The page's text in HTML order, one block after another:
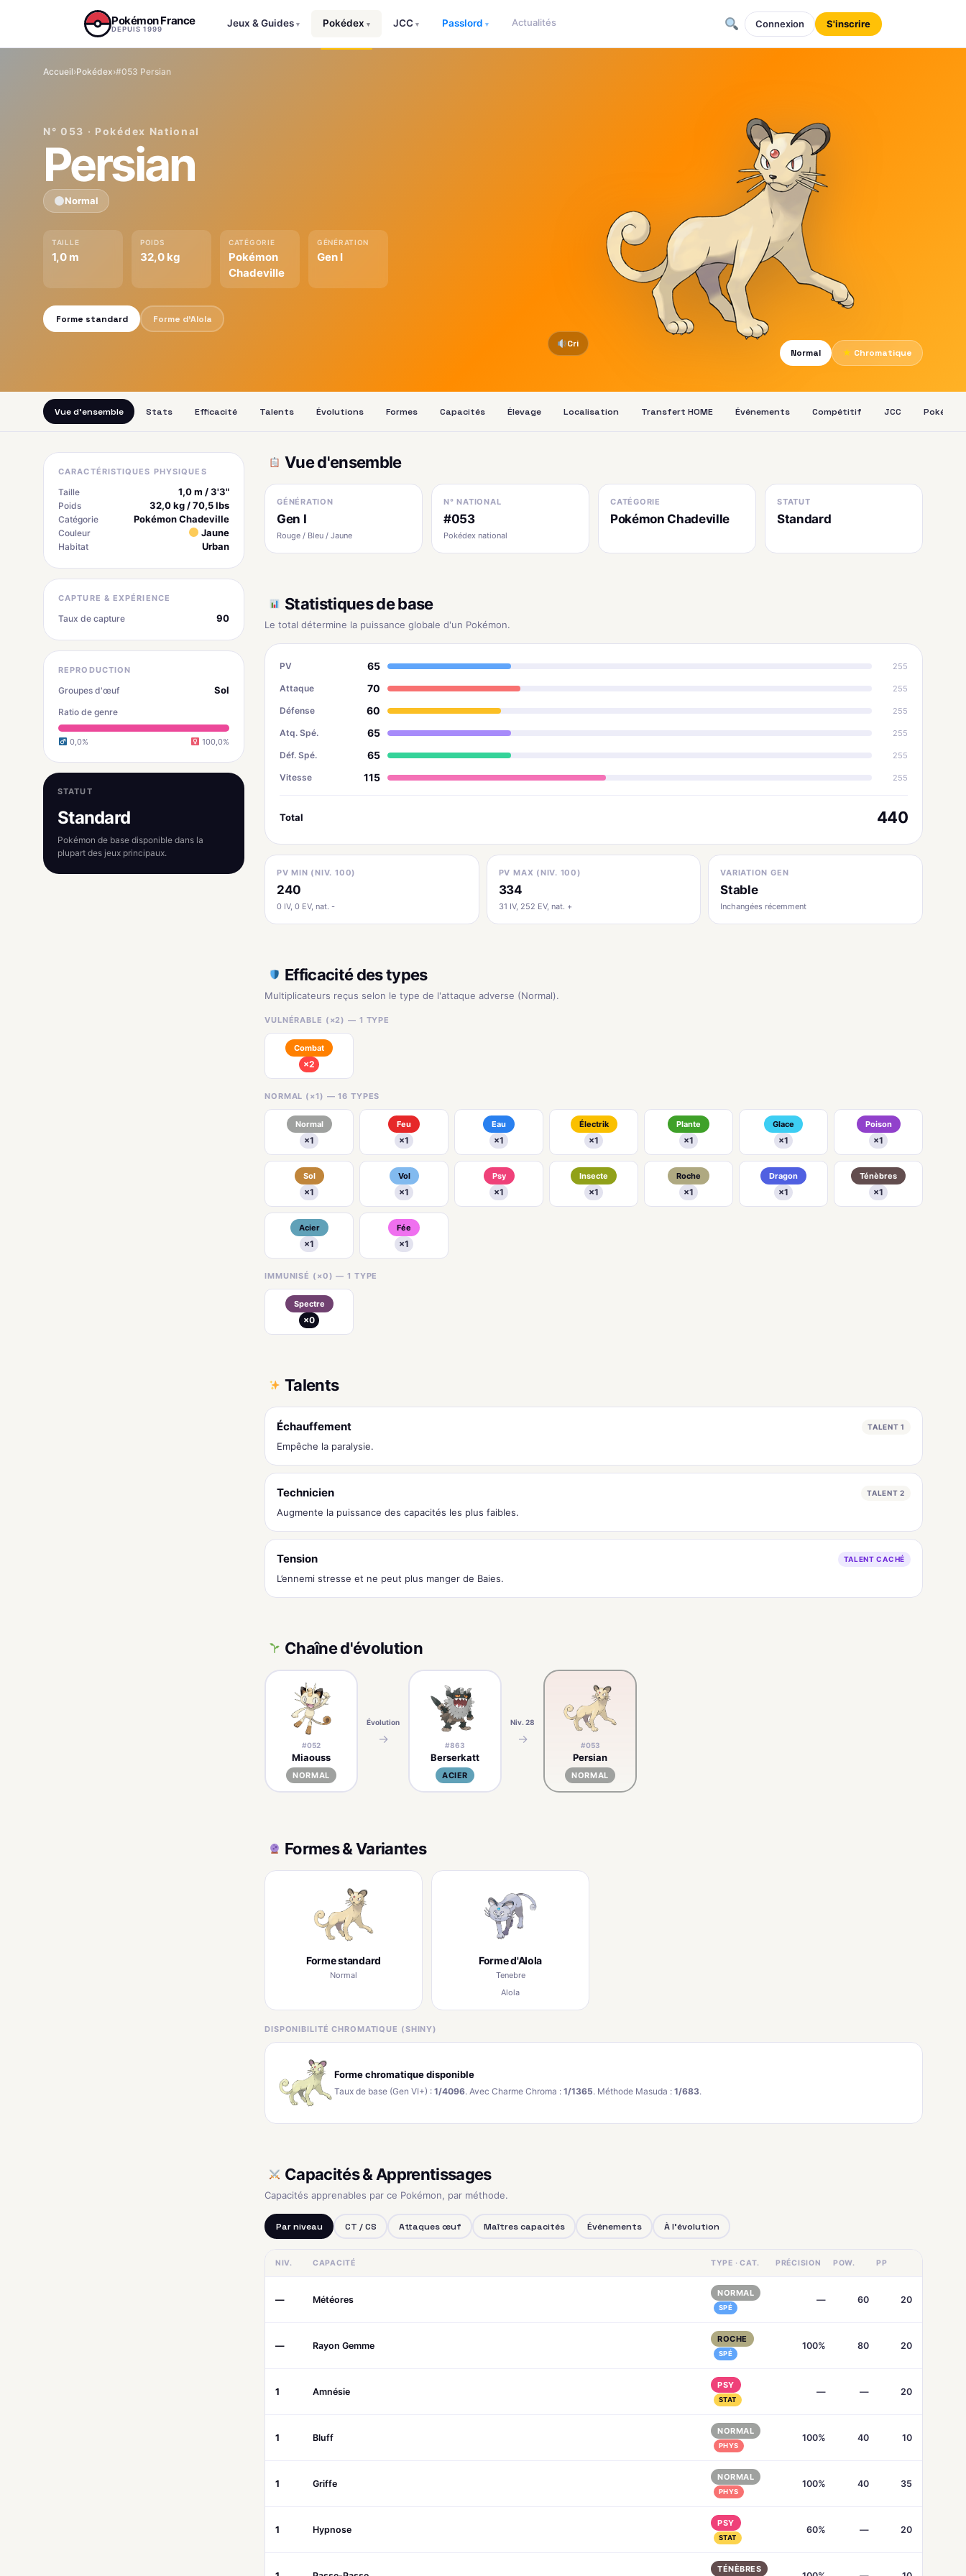
Pokémon France
DEPUIS 1999
Jeux & Guides ▾ Pokédex ▾ JCC ▾ Passlord ▾ Actualités Connexion S'inscrire
Accueil›Pokédex›#053 Persian
N° 053 · Pokédex National
Persian
Normal
TAILLE
1,0 m
POIDS
32,0 kg
CATÉGORIE
Pokémon
Chadeville
GÉNÉRATION
Gen I
Forme standard Forme d'Alola
Cri
Normal
★ Chromatique
Vue d'ensemble Stats Efficacité Talents Évolutions Formes Capacités Élevage Localisation Transfert HOME Événements Compétitif JCC Pokédex
CARACTÉRISTIQUES PHYSIQUES
Taille 1,0 m / 3'3"
Poids 32,0 kg / 70,5 lbs
Catégorie Pokémon Chadeville
Couleur Jaune
Habitat Urban
CAPTURE & EXPÉRIENCE
Taux de capture 90
REPRODUCTION
Groupes d'œuf Sol
Ratio de genre
0,0% 100,0%
STATUT
Standard
Pokémon de base disponible dans la
plupart des jeux principaux.
Vue d'ensemble
GÉNÉRATION
Gen I
Rouge / Bleu / Jaune
N° NATIONAL
#053
Pokédex national
CATÉGORIE
Pokémon Chadeville
STATUT
Standard
Statistiques de base
Le total détermine la puissance globale d'un Pokémon.
PV 65 255
Attaque 70 255
Défense 60 255
Atq. Spé. 65 255
Déf. Spé. 65 255
Vitesse 115 255
Total 440
PV MIN (NIV. 100)
240
0 IV, 0 EV, nat. -
PV MAX (NIV. 100)
334
31 IV, 252 EV, nat. +
VARIATION GEN
Stable
Inchangées récemment
Efficacité des types
Multiplicateurs reçus selon le type de l'attaque adverse (Normal).
VULNÉRABLE (×2) — 1 TYPE
Combat
×2
NORMAL (×1) — 16 TYPES
Normal
×1
Feu
×1
Eau
×1
Électrik
×1
Plante
×1
Glace
×1
Poison
×1
Sol
×1
Vol
×1
Psy
×1
Insecte
×1
Roche
×1
Dragon
×1
Ténèbres
×1
Acier
×1
Fée
×1
IMMUNISÉ (×0) — 1 TYPE
Spectre
×0
Talents
Échauffement TALENT 1
Empêche la paralysie.
Technicien TALENT 2
Augmente la puissance des capacités les plus faibles.
Tension TALENT CACHÉ
L’ennemi stresse et ne peut plus manger de Baies.
Chaîne d'évolution
#052
Miaouss
NORMAL
Évolution
→ #863
Berserkatt
ACIER
Niv. 28
→ #053
Persian
NORMAL
Formes & Variantes
Forme standard
Normal
Forme d'Alola
Tenebre
Alola
DISPONIBILITÉ CHROMATIQUE (SHINY)
Forme chromatique disponible
Taux de base (Gen VI+) : 1/4096. Avec Charme Chroma : 1/1365. Méthode Masuda : 1/683.
Capacités & Apprentissages
Capacités apprenables par ce Pokémon, par méthode.
Par niveau CT / CS Attaques œuf Maîtres capacités Événements À l'évolution
NIV. CAPACITÉ TYPE · CAT. PRÉCISION POW. PP
— Météores
NORMAL
SPÉ
— 60 20
— Rayon Gemme
ROCHE
SPÉ
100% 80 20
1 Amnésie
PSY
STAT
— — 20
1 Bluff
NORMAL
PHYS
100% 40 10
1 Griffe
NORMAL
PHYS
100% 40 35
1 Hypnose
PSY
STAT
60% — 20
TÉNÈBRES